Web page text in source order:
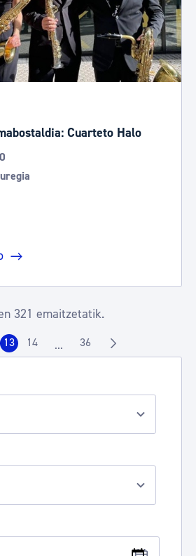
Cuarteto Halo
321 emaitzetatik.
Pages Use TAB to navigate.
Orrialdea
13 Orrialdea
14 ...Intermediate Pages Use TAB
Orrialdea
36